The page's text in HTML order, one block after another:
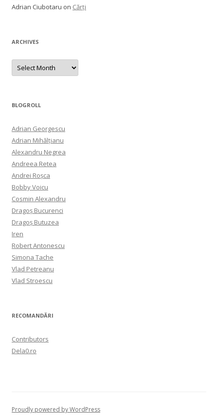
Adrian Ciubotaru on Cărți
ARCHIVES
Archives
BLOGROLL
Adrian Georgescu
Adrian Mihălțianu
Alexandru Negrea
Andreea Retea
Andrei Roșca
Bobby Voicu
Cosmin Alexandru
Dragoș Bucurenci
Dragoș Butuzea
Iren
Robert Antonescu
Simona Tache
Vlad Petreanu
Vlad Stroescu
RECOMANDĂRI
Contributors
Dela0.ro
Proudly powered by WordPress